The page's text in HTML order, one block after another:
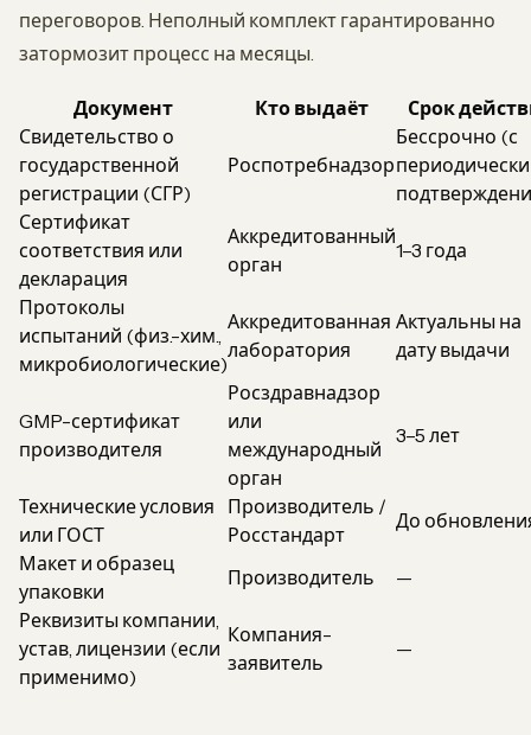
переговоров. Неполный комплект гарантированно
затормозит процесс на месяцы.
Документ Кто выдаёт
Срок
Свидетельство о
государственной
регистрации (СГР)
Роспотребнадзор
Бессрочно (с
Сертификат
соответствия или
декларация
Аккредитованный
орган
1–3 года
Протоколы
испытаний (физ.-хим.,
микробиологические)
Аккредитованная
лаборатория
Актуальны на
дату выдачи
GMP-сертификат
производителя
Росздравнадзор
или
международный
орган
3–5 лет
Технические условия
или ГОСТ
Производитель /
Росстандарт
До
Макет и образец
упаковки
Производитель
—
Реквизиты компании,
устав, лицензии (если
применимо)
Компания-
заявитель
—